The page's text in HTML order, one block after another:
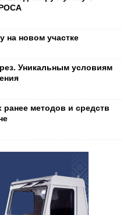
на новом участке
Уникальным условиям
методов и средств